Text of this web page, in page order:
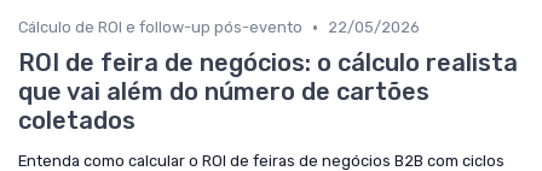
Cálculo de ROI e follow-up pós-evento • 22/05/2026
ROI de feira de negócios: o cálculo realista
que vai além do número de cartões
coletados
Entenda como calcular o ROI de feiras de negócios B2B com ciclos